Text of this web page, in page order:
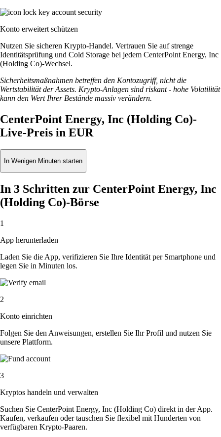
Konto erweitert schützen
Nutzen Sie sicheren Krypto-Handel. Vertrauen Sie auf strenge
Identitätsprüfung und Cold Storage bei jedem CenterPoint Energy, Inc
(Holding Co)-Wechsel.
Sicherheitsmaßnahmen betreffen den Kontozugriff, nicht die
Wertstabilität der Assets. Krypto-Anlagen sind riskant - hohe Volatilität
kann den Wert Ihrer Bestände massiv verändern.
CenterPoint Energy, Inc (Holding Co)-
Live-Preis in EUR
In Wenigen Minuten starten
In 3 Schritten zur CenterPoint Energy, Inc
(Holding Co)-Börse
1
App herunterladen
Laden Sie die App, verifizieren Sie Ihre Identität per Smartphone und
legen Sie in Minuten los.
2
Konto einrichten
Folgen Sie den Anweisungen, erstellen Sie Ihr Profil und nutzen Sie
unsere Plattform.
3
Kryptos handeln und verwalten
Suchen Sie CenterPoint Energy, Inc (Holding Co) direkt in der App.
Kaufen, verkaufen oder tauschen Sie flexibel mit Hunderten von
verfügbaren Krypto-Paaren.